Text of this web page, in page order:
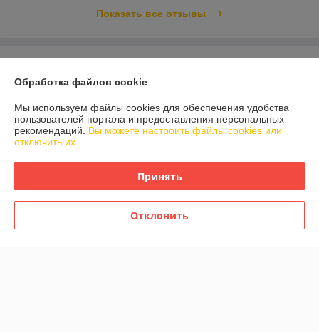
Показать все отзывы
О нас
Доставка и оплата
График работы
Политика обработки cookies
Обработка файлов cookie
Мы используем файлы cookies для обеспечения удобства
пользователей портала и предоставления персональных
рекомендаций. Вы можете настроить файлы cookies или
отключить их.
Принять
Отклонить